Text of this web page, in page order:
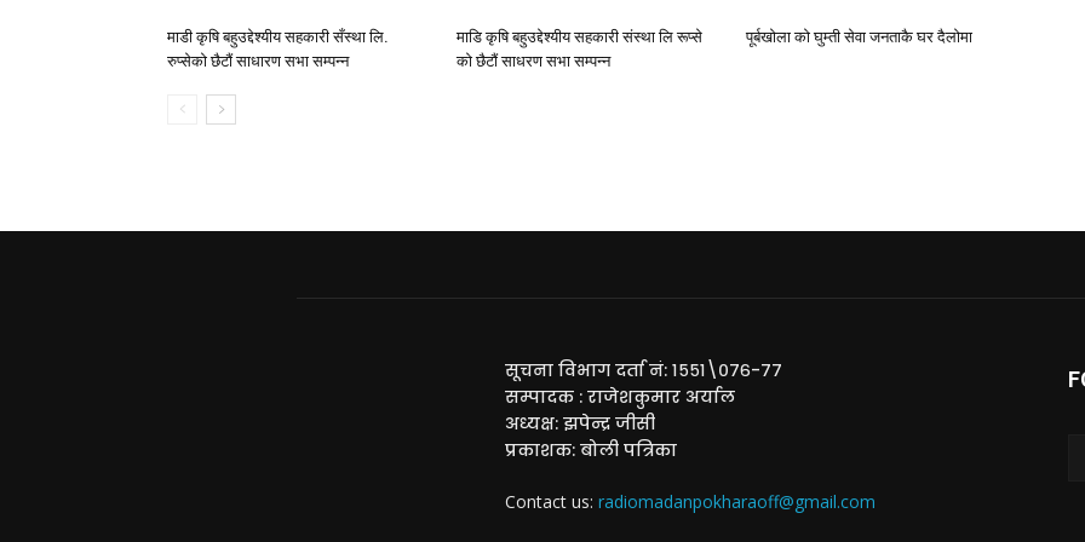
माडी कृषि बहुउद्देश्यीय सहकारी सँस्था लि.
रुप्सेको छैटाैं साधारण सभा सम्पन्न
माडि कृषि बहुउद्देश्यीय सहकारी संस्था लि रूप्से
काे छैटाैं साधरण सभा सम्पन्न
पूर्बखाेला काे घुम्ती सेवा जनताकै घर दैलाेमा
सूचना विभाग दर्ता नं: १५५१\०७६-७७
सम्पादक : राजेशकुमार अर्याल
अध्यक्ष: झपेन्द्र जीसी
प्रकाशक: बोली पत्रिका
Contact us: radiomadanpokharaoff@gmail.com